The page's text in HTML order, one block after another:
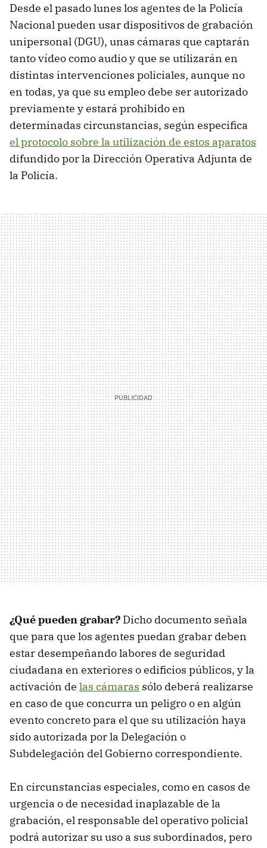
Desde el pasado lunes los agentes de la Policía
Nacional pueden usar dispositivos de grabación
unipersonal (DGU), unas cámaras que captarán
tanto vídeo como audio y que se utilizarán en
distintas intervenciones policiales, aunque no
en todas, ya que su empleo debe ser autorizado
previamente y estará prohibido en
determinadas circunstancias, según especifica
el protocolo sobre la utilización de estos aparatos
difundido por la Dirección Operativa Adjunta de
la Policía.
¿Qué pueden grabar? Dicho documento señala
que para que los agentes puedan grabar deben
estar desempeñando labores de seguridad
ciudadana en exteriores o edificios públicos, y la
activación de las cámaras sólo deberá realizarse
en caso de que concurra un peligro o en algún
evento concreto para el que su utilización haya
sido autorizada por la Delegación o
Subdelegación del Gobierno correspondiente.
En circunstancias especiales, como en casos de
urgencia o de necesidad inaplazable de la
grabación, el responsable del operativo policial
podrá autorizar su uso a sus subordinados, pero